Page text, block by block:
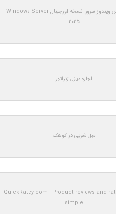
خرید لایسنس ویندوز سرور: نسخه اورجینال Windows Server
2025
اجاره دیزل ژنراتور
مبل شویی در کوهک
QuickRatey.com : Product reviews and
simple